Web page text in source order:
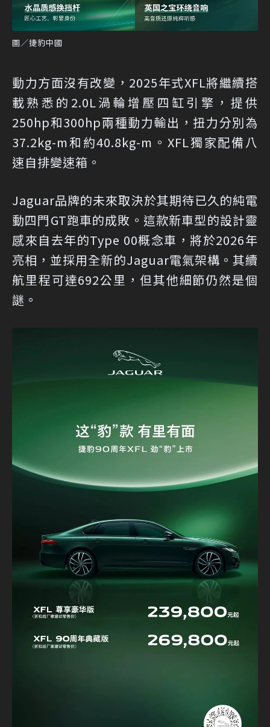
圖／捷豹中國
動力方面沒有改變，2025年式XFL將繼續搭
載熟悉的2.0L渦輪增壓四缸引擎，提供
250hp和300hp兩種動力輸出，扭力分別為
37.2kg-m和約40.8kg-m。XFL獨家配備八
速自排變速箱。
Jaguar品牌的未來取決於其期待已久的純電
動四門GT跑車的成敗。這款新車型的設計靈
感來自去年的Type 00概念車，將於2026年
亮相，並採用全新的Jaguar電氣架構。其續
航里程可達692公里，但其他細節仍然是個
謎。